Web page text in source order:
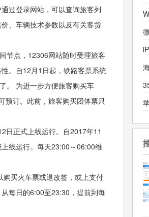
过登录网站，可以查询旅客列
、车辆技术参数以及有关客货
节点，12306网站随时受理旅客
。自12月1日起，铁路客票系统
。 为进一步方便旅客购买车
预订。此前，旅客购买团体票只
日正式上线运行。自2017年11
线运行。每天23:00～06:00维
买火车票或退改签，或上支付
每日的6:00至23:30，提前到每